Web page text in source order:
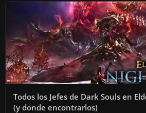
Todos los Jefes de Dark Souls en
(y donde encontrarlos)